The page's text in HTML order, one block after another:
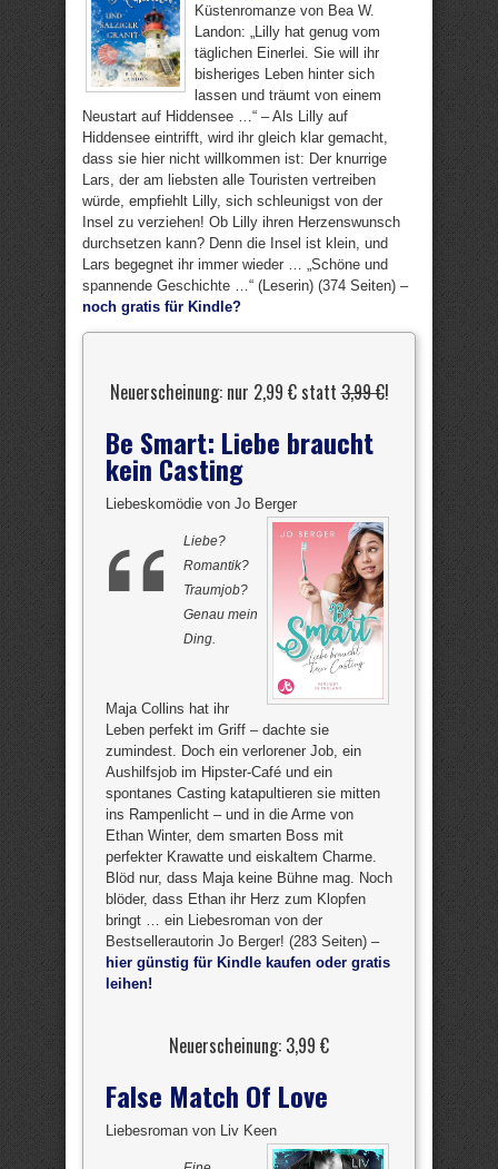
Küstenromanze von Bea W.
Landon: „Lilly hat genug vom
täglichen Einerlei. Sie will ihr
bisheriges Leben hinter sich
lassen und träumt von einem
Neustart auf Hiddensee …“ – Als Lilly auf
Hiddensee eintrifft, wird ihr gleich klar gemacht,
dass sie hier nicht willkommen ist: Der knurrige
Lars, der am liebsten alle Touristen vertreiben
würde, empfiehlt Lilly, sich schleunigst von der
Insel zu verziehen! Ob Lilly ihren Herzenswunsch
durchsetzen kann? Denn die Insel ist klein, und
Lars begegnet ihr immer wieder … „Schöne und
spannende Geschichte …“ (Leserin) (374 Seiten) –
noch gratis für Kindle?
Neuerscheinung: nur 2,99 € statt3,99 €!
Be Smart: Liebe braucht
kein Casting
Liebeskomödie von Jo Berger
Liebe?
Romantik?
Traumjob?
Genau mein
Ding.
Maja Collins hat ihr
Leben perfekt im Griff – dachte sie
zumindest. Doch ein verlorener Job, ein
Aushilfsjob im Hipster-Café und ein
spontanes Casting katapultieren sie mitten
ins Rampenlicht – und in die Arme von
Ethan Winter, dem smarten Boss mit
perfekter Krawatte und eiskaltem Charme.
Blöd nur, dass Maja keine Bühne mag. Noch
blöder, dass Ethan ihr Herz zum Klopfen
bringt … ein Liebesroman von der
Bestsellerautorin Jo Berger! (283 Seiten) –
hier günstig für Kindle kaufen oder gratis
leihen!
Neuerscheinung: 3,99 €
False Match Of Love
Liebesroman von Liv Keen